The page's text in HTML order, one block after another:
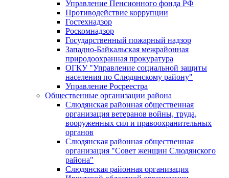
Управление Пенсионного фонда РФ
Противодействие коррупции
Гостехнадзор
Роскомнадзор
Государственный пожарный надзор
Западно-Байкальская межрайонная
природоохранная прокуратура
ОГКУ "Управление социальной защиты
населения по Слюдянскому району"
Управление Росреестра
Общественные организации района
Слюдянская районная общественная
организация ветеранов войны, труда,
вооруженных сил и правоохранительных
органов
Слюдянская районная общественная
организация "Совет женщин Слюдянского
района"
Слюдянская районная организация